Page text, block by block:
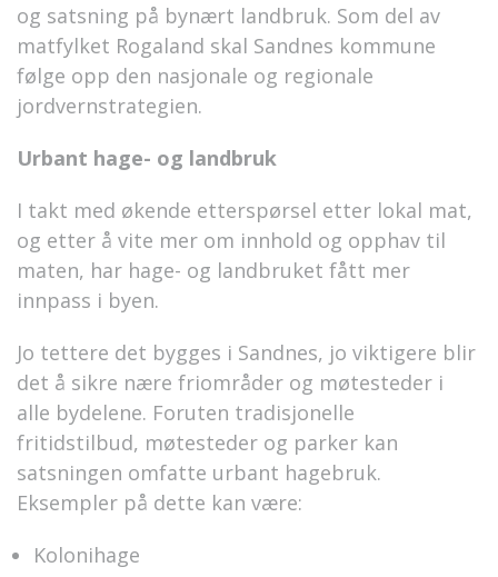
og satsning på bynært landbruk. Som del av
matfylket Rogaland skal Sandnes kommune
følge opp den nasjonale og regionale
jordvernstrategien.
Urbant hage- og landbruk
I takt med økende etterspørsel etter lokal mat,
og etter å vite mer om innhold og opphav til
maten, har hage- og landbruket fått mer
innpass i byen.
Jo tettere det bygges i Sandnes, jo viktigere blir
det å sikre nære friområder og møtesteder i
alle bydelene. Foruten tradisjonelle
fritidstilbud, møtesteder og parker kan
satsningen omfatte urbant hagebruk.
Eksempler på dette kan være:
Kolonihage